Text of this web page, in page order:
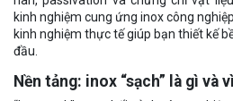
kinh nghiệm cung ứng inox công
kinh nghiệm thực tế giúp bạn thiết kế
đầu.
Nền tảng: inox “sạch” là gì và